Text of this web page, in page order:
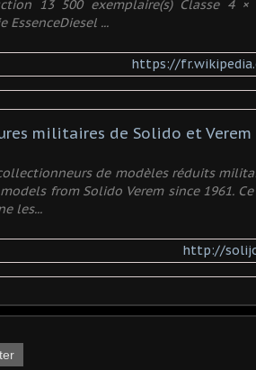
13 500 exemplaire(s) Classe 4
EssenceDiesel ...
https://
de modèles réduits
from Solido Verem since 1961.
les...
http://